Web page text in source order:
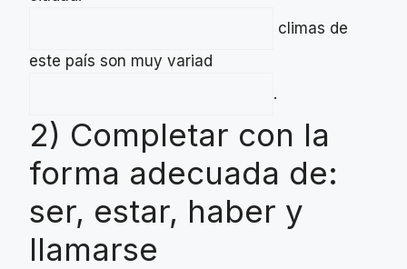
climas de
este país son muy variad
.
2) Completar con la
forma adecuada de:
ser, estar, haber y
llamarse